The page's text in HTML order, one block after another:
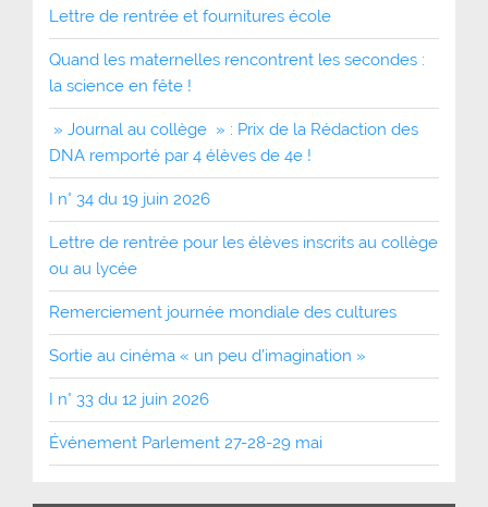
Lettre de rentrée et fournitures école
Quand les maternelles rencontrent les secondes :
la science en fête !
» Journal au collège » : Prix de la Rédaction des
DNA remporté par 4 élèves de 4e !
I n° 34 du 19 juin 2026
Lettre de rentrée pour les élèves inscrits au collège
ou au lycée
Remerciement journée mondiale des cultures
Sortie au cinéma « un peu d’imagination »
I n° 33 du 12 juin 2026
Événement Parlement 27-28-29 mai